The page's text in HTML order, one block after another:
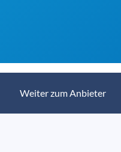
Weiter zum Anbieter